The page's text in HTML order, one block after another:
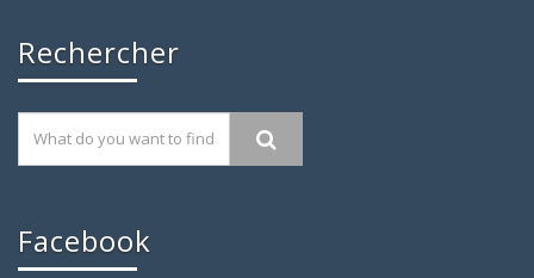
Rechercher
Facebook